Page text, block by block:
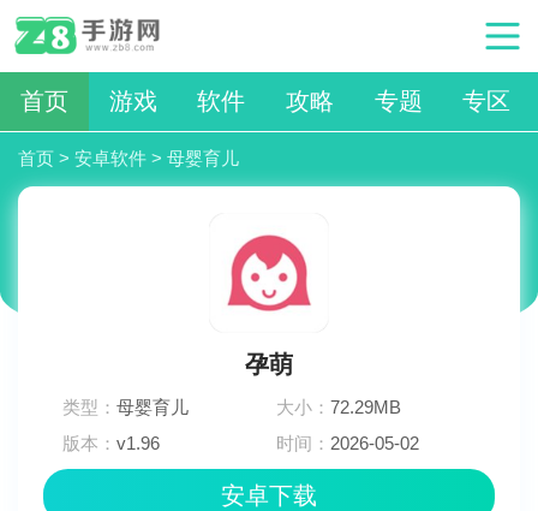
首页 游戏 软件 攻略 专题 专区
首页 > 安卓软件 > 母婴育儿
孕萌
类型：母婴育儿 大小：72.29MB
版本：v1.96 时间： 2026-05-02
安卓下载